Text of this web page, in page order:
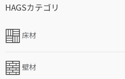
HAGSカテゴリ
床材
壁材